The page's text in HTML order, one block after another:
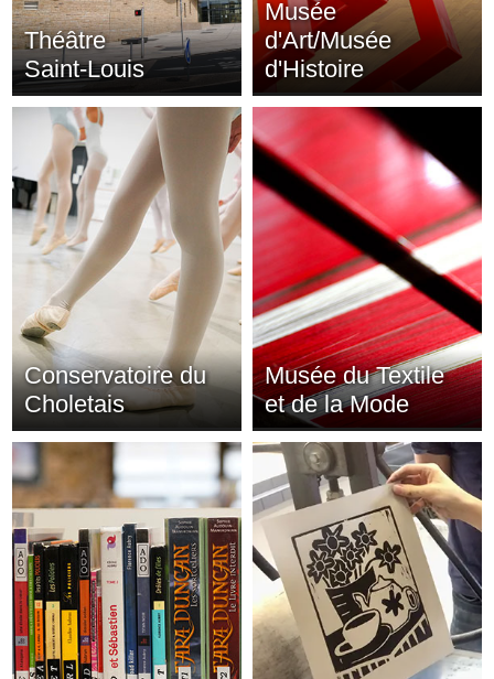
Théâtre
Saint-Louis
Musée
d'Art/Musée
d'Histoire
Conservatoire du
Choletais
Musée du Textile
et de la Mode